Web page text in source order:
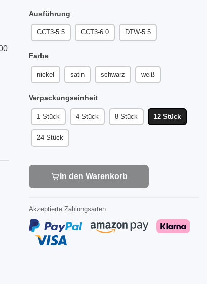
Ausführung
CCT3-5.5 CCT3-6.0 DTW-5.5
Farbe
nickel satin schwarz weiß
Verpackungseinheit
1 Stück 4 Stück 8 Stück 12 Stück
24 Stück
In den Warenkorb
Akzeptierte Zahlungsarten